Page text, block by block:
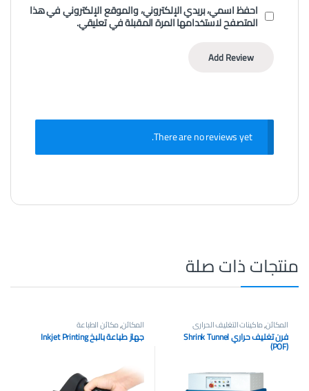
احفظ اسمي، بريدي الإلكتروني، والموقع الإلكتروني في هذا
المتصفح لاستخدامها المرة المقبلة في تعليقي.
There are no reviews yet.
منتجات ذات صلة
المكائن,ماكينات التغليف الحراري
فرن تغليف حراري Shrink Tunnel
(POF)
المكائن,مكائن الطباعة
جهاز طباعة بالبخ Inkjet Printing